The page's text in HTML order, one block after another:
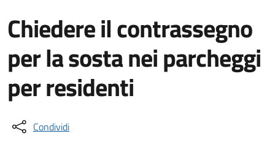
Chiedere il contrassegno
per la sosta nei parcheggi
per residenti
Condividi